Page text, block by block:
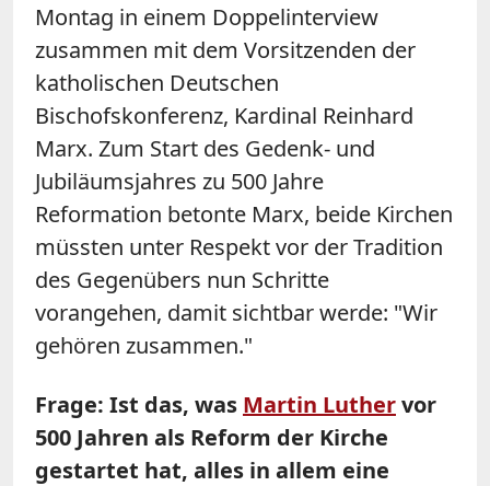
Montag in einem Doppelinterview
zusammen mit dem Vorsitzenden der
katholischen Deutschen
Bischofskonferenz, Kardinal Reinhard
Marx. Zum Start des Gedenk- und
Jubiläumsjahres zu 500 Jahre
Reformation betonte Marx, beide Kirchen
müssten unter Respekt vor der Tradition
des Gegenübers nun Schritte
vorangehen, damit sichtbar werde: "Wir
gehören zusammen."
Frage: Ist das, was Martin Luthervor
500 Jahren als Reform der Kirche
gestartet hat, alles in allem eine